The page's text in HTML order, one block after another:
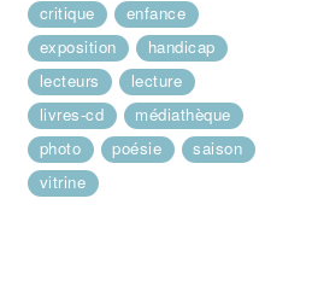
critique
enfance
exposition
handicap
lecteurs
lecture
livres-cd
médiathèque
photo
poésie
saison
vitrine